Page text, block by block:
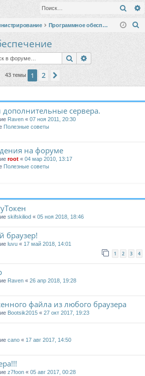
хо
д
ег
ис
Программное обеспечение
Поиск
43 темы 1 2
сервера.
Raven « 07 ноя 2011, 20:30
Полезные советы
на форуме
root « 04 мар 2010, 13:17
Полезные советы
skifskiliod « 05 ноя 2018, 18:46
браузер!
luvu « 17 май 2018, 14:01
1 2 3 4
Raven « 26 апр 2018, 19:28
файла из любого браузера
Bootsik2015 « 27 окт 2017, 19:23
cano « 17 авг 2017, 14:50
z7foon « 05 авг 2017, 00:28